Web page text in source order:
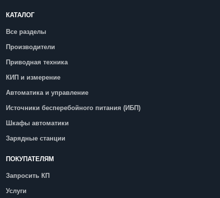
КАТАЛОГ
Все разделы
Производители
Приводная техника
КИП и измерение
Автоматика и управление
Источники бесперебойного питания (ИБП)
Шкафы автоматики
Зарядные станции
ПОКУПАТЕЛЯМ
Запросить КП
Услуги